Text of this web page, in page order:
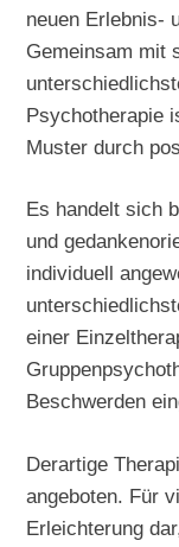
neuen Erlebnis-
Gemeinsam mit
Psychotherapie
Muster durch
Es handelt sich
und
individuell
einer
Beschwerden
Derartige
angeboten. Für
Erleichterung